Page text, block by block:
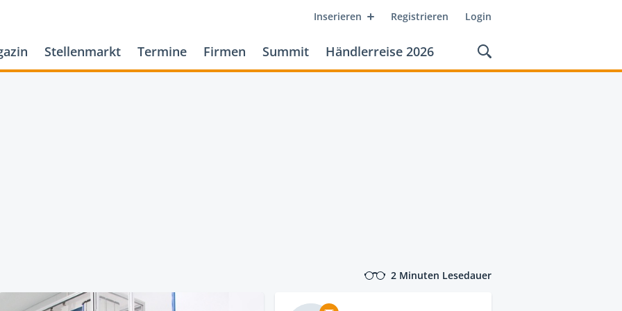
Inserieren Registrieren Login
Stellenmarkt Termine Firmen Summit Händlerreise 2026
2 Minuten Lesedauer